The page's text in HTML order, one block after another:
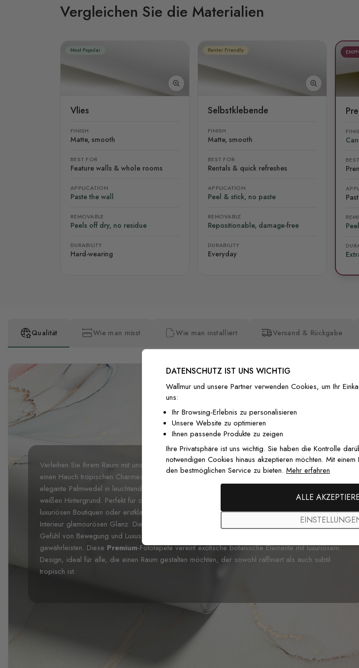
Vergleichen Sie die Materialien
Most Popular
Vlies
FINISH
Matte, smooth
BEST FOR
Feature walls & whole rooms
APPLICATION
Paste the wall
REMOVABLE
Peels off dry, no residue
DURABILITY
Hard-wearing
Renter Friendly
Selbstklebende
FINISH
Matte, smooth
BEST FOR
Rentals & quick refreshes
APPLICATION
Peel & stick, no paste
REMOVABLE
Repositionable, damage-free
DURABILITY
Everyday
Qualität Wie man misst Wie man installiert Versand & Rückgabe
Verleihen Sie Ihrem Raum mit unserer
Luxus Exotischer Stil Tropische Blätter Fototapete
einen Hauch tropischen Charmes und moderner Eleganz. Diese beeindruckende Fototapete zeigt
elegante Palmwedel in leuchtendem Gold, sanftem Rosa und zartem Mint auf einem makellosen
weißen Hintergrund. Perfekt für die Schaffung einer gehobenen Atmosphäre in Hauptschlafzimmern,
luxuriösen Boutiquen oder erstklassigen Gastgewerberäumen, verleiht diese Fototapete jedem
Interieur glamourösen Glanz. Die anmutigen Pinselstriche und metallischen Akzente schaffen ein
Gefühl von Bewegung und Luxus, während die Pastelluntertöne einen zeitgenössischen Look
gewährleisten. Diese Premium-Fototapete vereint exotische botanische Elemente mit luxuriösem
Design, ideal für alle, die einen Raum gestalten möchten, der sowohl raffiniert als auch subtil
tropisch ist.
DATENSCHUTZ IST UNS WICHTIG
Wallmur und unsere Partner verwenden Cookies, um Ihr
uns:
Ihr Browsing-Erlebnis zu personalisieren
Unsere Website zu optimieren
Ihnen passende Produkte zu zeigen
Ihre Privatsphäre ist uns wichtig. Sie haben die Kontrolle
notwendigen Cookies hinaus akzeptieren möchten. Mit
den bestmöglichen Service zu bieten. Mehr erfahren
ALLE